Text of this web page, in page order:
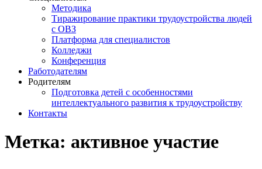
Методика
Тиражирование практики трудоустройства людей
с ОВЗ
Платформа для специалистов
Колледжи
Конференция
Работодателям
Родителям
Подготовка детей с особенностями
интеллектуального развития к трудоустройству
Контакты
Метка: активное участие